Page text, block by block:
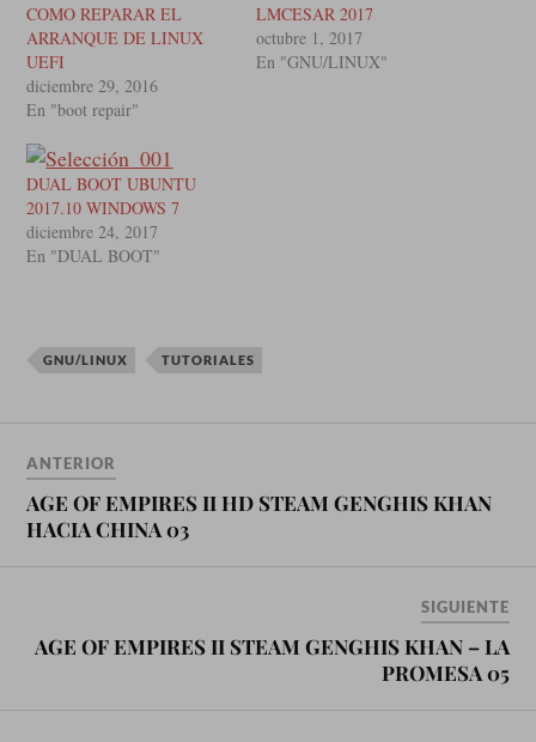
COMO REPARAR EL
ARRANQUE DE LINUX
UEFI
diciembre 29, 2016
En "boot repair"
LMCESAR 2017
octubre 1, 2017
En "GNU/LINUX"
DUAL BOOT UBUNTU
2017.10 WINDOWS 7
diciembre 24, 2017
En "DUAL BOOT"
GNU/LINUX TUTORIALES
ANTERIOR
AGE OF EMPIRES II HD STEAM GENGHIS KHAN
HACIA CHINA 03
SIGUIENTE
AGE OF EMPIRES II STEAM GENGHIS KHAN – LA
PROMESA 05